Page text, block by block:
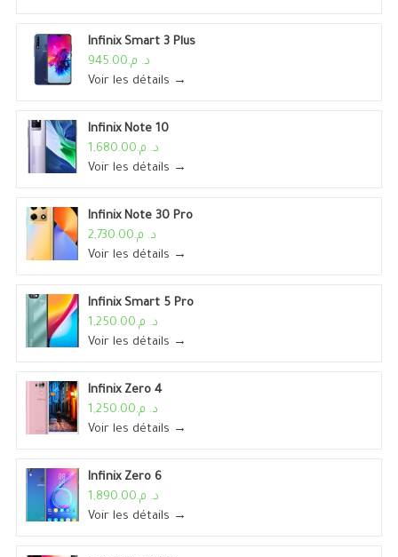
Infinix Smart 3 Plus
د. م.945.00
Voir les détails →
Infinix Note 10
د. م.1,680.00
Voir les détails →
Infinix Note 30 Pro
د. م.2,730.00
Voir les détails →
Infinix Smart 5 Pro
د. م.1,250.00
Voir les détails →
Infinix Zero 4
د. م.1,250.00
Voir les détails →
Infinix Zero 6
د. م.1,890.00
Voir les détails →